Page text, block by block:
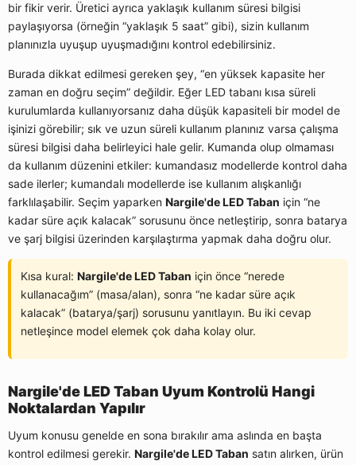
bir fikir verir. Üretici ayrıca yaklaşık kullanım süresi bilgisi
paylaşıyorsa (örneğin “yaklaşık 5 saat” gibi), sizin kullanım
planınızla uyuşup uyuşmadığını kontrol edebilirsiniz.
Burada dikkat edilmesi gereken şey, “en yüksek kapasite her
zaman en doğru seçim” değildir. Eğer LED tabanı kısa süreli
kurulumlarda kullanıyorsanız daha düşük kapasiteli bir model de
işinizi görebilir; sık ve uzun süreli kullanım planınız varsa çalışma
süresi bilgisi daha belirleyici hale gelir. Kumanda olup olmaması
da kullanım düzenini etkiler: kumandasız modellerde kontrol daha
sade ilerler; kumandalı modellerde ise kullanım alışkanlığı
farklılaşabilir. Seçim yaparken Nargile'de LED Taban için “ne
kadar süre açık kalacak” sorusunu önce netleştirip, sonra batarya
ve şarj bilgisi üzerinden karşılaştırma yapmak daha doğru olur.
Kısa kural: Nargile'de LED Taban için önce “nerede
kullanacağım” (masa/alan), sonra “ne kadar süre açık
kalacak” (batarya/şarj) sorusunu yanıtlayın. Bu iki cevap
netleşince model elemek çok daha kolay olur.
Nargile'de LED Taban Uyum Kontrolü Hangi
Noktalardan Yapılır
Uyum konusu genelde en sona bırakılır ama aslında en başta
kontrol edilmesi gerekir. Nargile'de LED Taban satın alırken, ürün